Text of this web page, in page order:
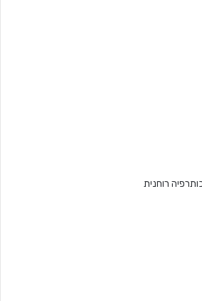
רוחנית